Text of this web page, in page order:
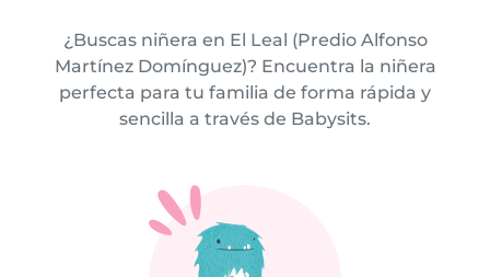
¿Buscas niñera en El Leal (Predio Alfonso
Martínez Domínguez)? Encuentra la niñera
perfecta para tu familia de forma rápida y
sencilla a través de Babysits.